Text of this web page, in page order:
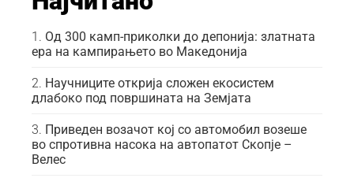
Од 300 камп-приколки до депонија: златната
ера на кампирањето во Македонија
Научниците открија сложен екосистем
длабоко под површината на Земјата
Приведен возачот кој со автомобил возеше
во спротивна насока на автопатот Скопје –
Велес